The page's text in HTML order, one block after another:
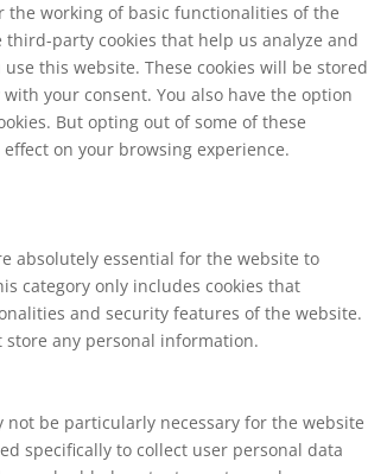
the working of basic functionalities of the
third-party cookies that help us analyze and
this website. These cookies will be stored
your consent. You also have the option
But opting out of some of these
effect on your browsing experience.
absolutely essential for the website to
category only includes cookies that
and security features of the website.
store any personal information.
not be particularly necessary for the website
specifically to collect user personal data